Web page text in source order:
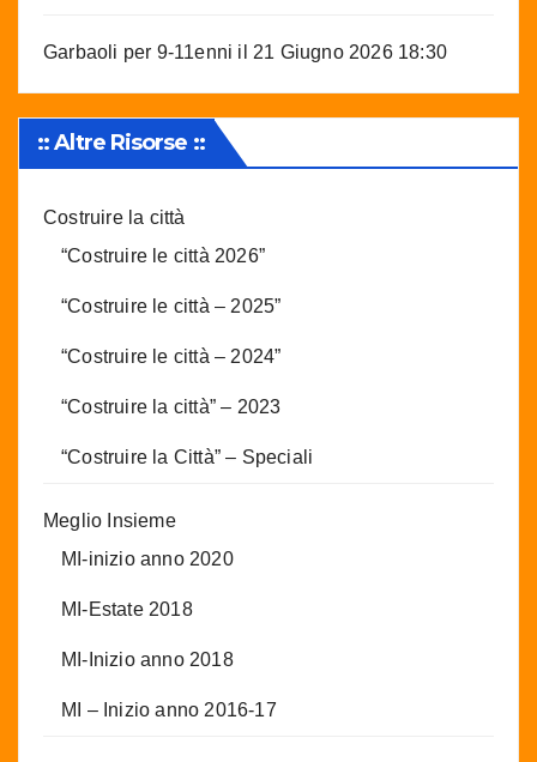
Garbaoli per 9-11enni il 21 Giugno 2026 18:30
:: Altre Risorse ::
Costruire la città
“Costruire le città 2026”
“Costruire le città – 2025”
“Costruire le città – 2024”
“Costruire la città” – 2023
“Costruire la Città” – Speciali
Meglio Insieme
MI-inizio anno 2020
MI-Estate 2018
MI-Inizio anno 2018
MI – Inizio anno 2016-17